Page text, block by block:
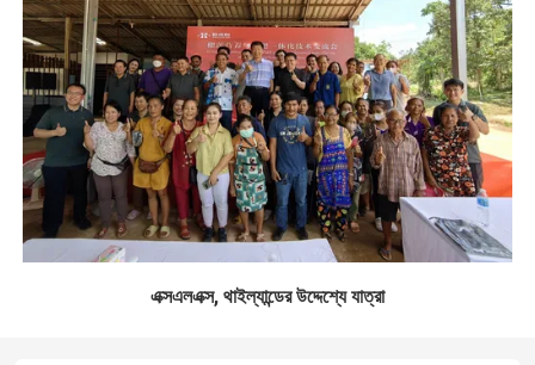
এক্সএলএক্স, থাইল্যান্ডের উদ্দেশ্যে যাত্রা